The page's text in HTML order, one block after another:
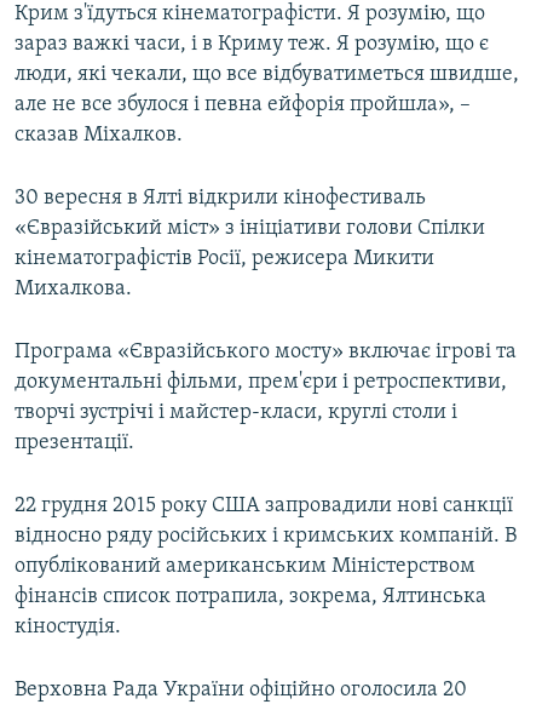
Усі сайти RFE/RL
Крим з'їдуться кінематографісти. Я розумію, що
зараз важкі часи, і в Криму теж. Я розумію, що є
люди, які чекали, що все відбуватиметься швидше,
але не все збулося і певна ейфорія пройшла», –
сказав Міхалков.
30 вересня в Ялті відкрили кінофестиваль
«Євразійський міст» з ініціативи голови Спілки
кінематографістів Росії, режисера Микити
Михалкова.
Програма «Євразійського мосту» включає ігрові та
документальні фільми, прем'єри і ретроспективи,
творчі зустрічі і майстер-класи, круглі столи і
презентації.
22 грудня 2015 року США запровадили нові санкції
відносно ряду російських і кримських компаній. В
опублікований американським Міністерством
фінансів список потрапила, зокрема, Ялтинська
кіностудія.
Верховна Рада України офіційно оголосила 20